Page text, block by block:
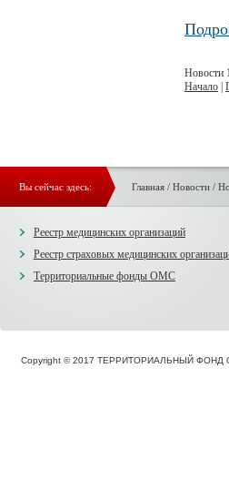
Новости
Начало
Вы сейчас здесь: Главная/ Новости /
Реестр медицинских организаций
Реестр страховых медицинских
Территориальные фонды ОМС
Copyright © 2017 ТЕРРИТОРИАЛЬНЫЙ